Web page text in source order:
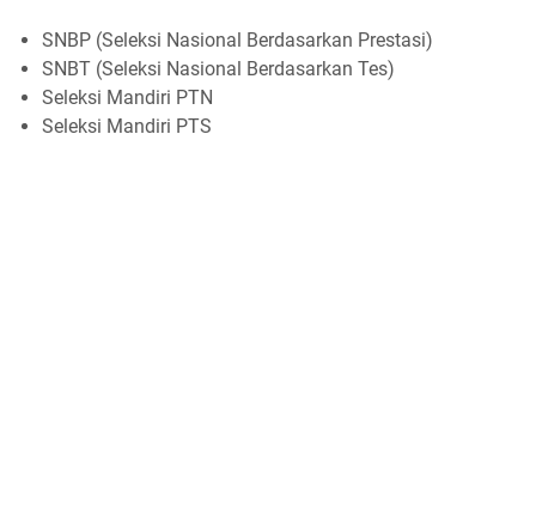
SNBP (Seleksi Nasional Berdasarkan Prestasi)
SNBT (Seleksi Nasional Berdasarkan Tes)
Seleksi Mandiri PTN
Seleksi Mandiri PTS